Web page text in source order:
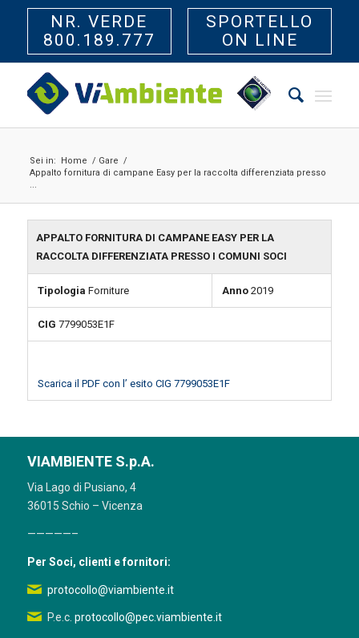
NR. VERDE
800.189.777
SPORTELLO
ON LINE
Sei in: Home / Gare /
Appalto fornitura di campane Easy per la raccolta differenziata presso
...
APPALTO FORNITURA DI CAMPANE EASY PER LA
RACCOLTA DIFFERENZIATA PRESSO I COMUNI SOCI
Tipologia Forniture Anno2019
CIG 7799053E1F
Scarica il PDF con l’ esito CIG 7799053E1F
VIAMBIENTE S.p.A.
Via Lago di Pusiano, 4
36015 Schio – Vicenza
—————–
Per Soci, clienti e fornitori:
protocollo@viambiente.it
P.e.c. protocollo@pec.viambiente.it